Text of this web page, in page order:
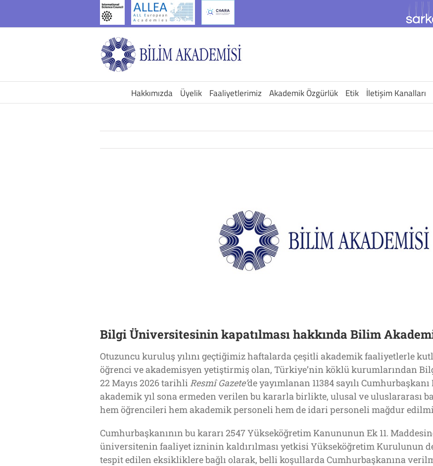
Hakkımızda Üyelik Faaliyetlerimiz Akademik Özgürlük Etik İletişim Kanalları
Bilgi Üniversitesinin kapatılması hakkında Bilim
Otuzuncu kuruluş yılını geçtiğimiz haftalarda çeşitli akademik faaliyetlerle
öğrenci ve akademisyen yetiştirmiş olan, Türkiye’nin köklü kurumlarından
22 Mayıs 2026 tarihli Resmî Gazete’de yayımlanan 11384 sayılı
akademik yıl sona ermeden verilen bu kararla birlikte, ulusal ve uluslararası
hem öğrencileri hem akademik personeli hem de idari personeli mağdur
Cumhurbaşkanının bu kararı 2547 Yükseköğretim Kanununun Ek 11.
üniversitenin faaliyet izninin kaldırılması yetkisi Yükseköğretim Kurulunun
tespit edilen eksikliklere bağlı olarak, belli koşullarda Cumhurbaşkanına